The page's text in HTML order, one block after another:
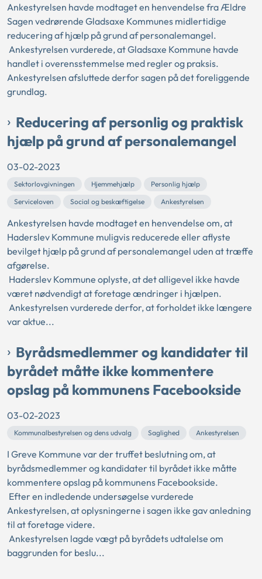
Ankestyrelsen havde modtaget en henvendelse fra Ældre
Sagen vedrørende Gladsaxe Kommunes midlertidige
reducering af hjælp på grund af personalemangel.
Ankestyrelsen vurderede, at Gladsaxe Kommune havde
handlet i overensstemmelse med regler og praksis.
Ankestyrelsen afsluttede derfor sagen på det foreliggende
grundlag.
Reducering af personlig og praktisk
hjælp på grund af personalemangel
03-02-2023
Sektorlovgivningen Hjemmehjælp
Personlig hjælp
Serviceloven
Social og beskæftigelse Ankestyrelsen
Ankestyrelsen havde modtaget en henvendelse om, at
Haderslev Kommune muligvis reducerede eller aflyste
bevilget hjælp på grund af personalemangel uden at træffe
afgørelse.
Haderslev Kommune oplyste, at det alligevel ikke havde
været nødvendigt at foretage ændringer i hjælpen.
Ankestyrelsen vurderede derfor, at forholdet ikke længere
var aktue...
Byrådsmedlemmer og kandidater til
byrådet måtte ikke kommentere
opslag på kommunens Facebookside
03-02-2023
Kommunalbestyrelsen og dens udvalg Saglighed Ankestyrelsen
I Greve Kommune var der truffet beslutning om, at
byrådsmedlemmer og kandidater til byrådet ikke måtte
kommentere opslag på kommunens Facebookside.
Efter en indledende undersøgelse vurderede
Ankestyrelsen, at oplysningerne i sagen ikke gav anledning
til at foretage videre.
Ankestyrelsen lagde vægt på byrådets udtalelse om
baggrunden for beslu...